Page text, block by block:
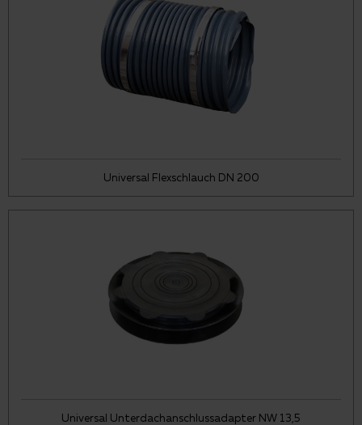
Universal Flexschlauch DN 200
Universal Unterdachanschlussadapter NW 13,5